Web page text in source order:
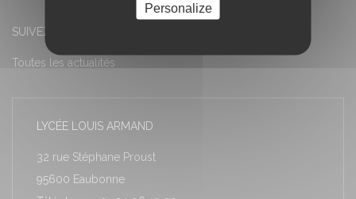
SUIVEZ-NOUS
Toutes les actualités
LYCÉE LOUIS ARMAND
32 rue Stéphane Proust
95600 Eaubonne
Personalize